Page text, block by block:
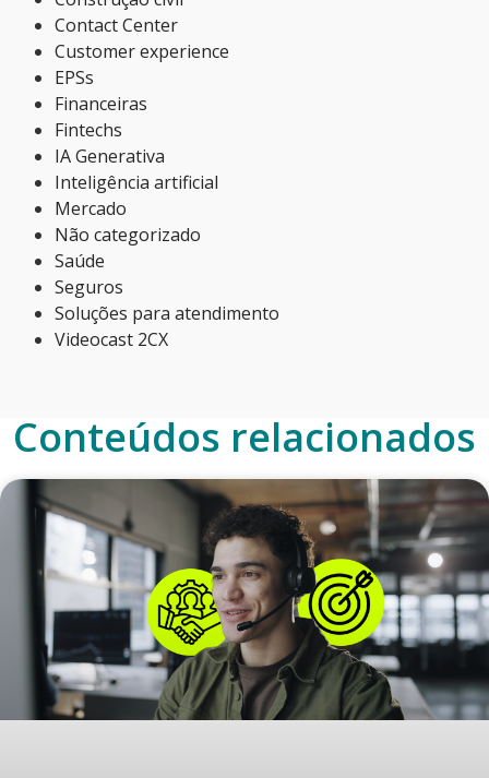
Contact Center
Customer experience
EPSs
Financeiras
Fintechs
IA Generativa
Inteligência artificial
Mercado
Não categorizado
Saúde
Seguros
Soluções para atendimento
Videocast 2CX
Conteúdos relacionados